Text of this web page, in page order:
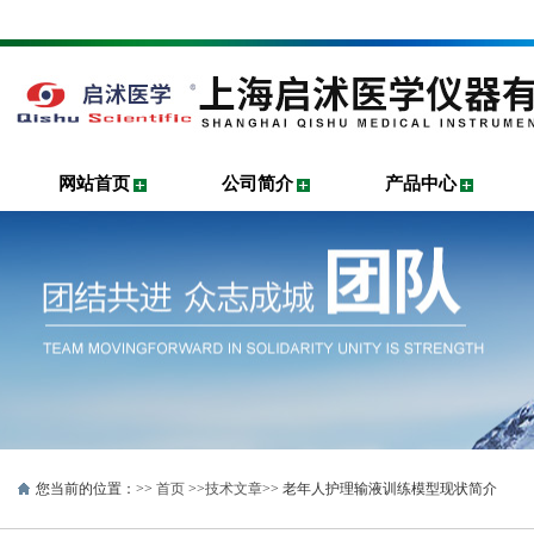
网站首页 公司简介 产品中心
您当前的位置：>> 首页 >>技术文章>> 老年人护理输液训练模型现状简介